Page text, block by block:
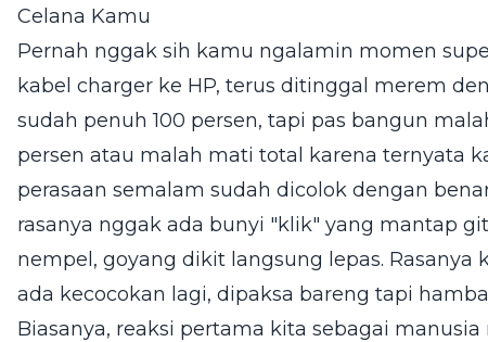
Celana Kamu
Pernah nggak sih kamu ngalamin momen
kabel charger ke HP, terus ditinggal merem
sudah penuh 100 persen, tapi pas bangun
persen atau malah mati total karena ternyata
perasaan semalam sudah dicolok dengan
rasanya nggak ada bunyi "klik" yang mantap
nempel, goyang dikit langsung lepas.
ada kecocokan lagi, dipaksa bareng tapi
Biasanya, reaksi pertama kita sebagai